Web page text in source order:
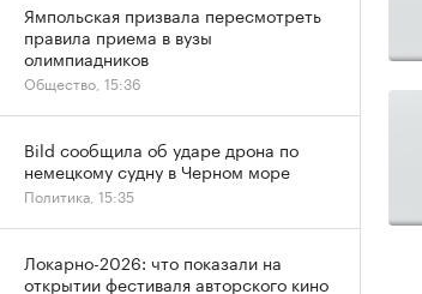
Ямпольская призвала пересмотреть
правила приема в вузы
олимпиадников
Общество, 15:36
Bild сообщила об ударе дрона по
немецкому судну в Черном море
Политика, 15:35
Локарно-2026: что показали на
открытии фестиваля авторского кино